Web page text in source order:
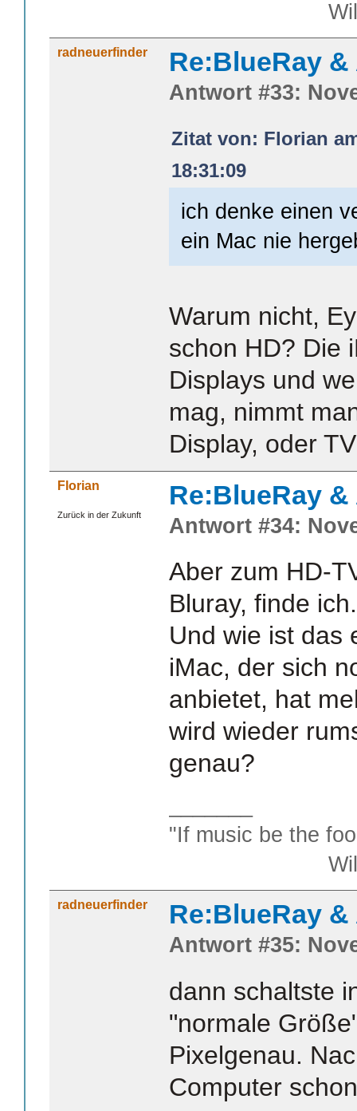
William
radneuerfinder Re:BlueRay
Antwort #33:
Zitat von: Florian
18:31:09
ich denke einen
ein Mac nie
Warum nicht,
schon HD? Die
Displays und
mag, nimmt
Display, oder
Florian
Zurück in der Zukunft
Re:BlueRay
Antwort #34:
Aber zum HD-
Bluray, finde ich.
Und wie ist das
iMac, der sich
anbietet, hat
wird wieder
genau?
"If music be the
William
radneuerfinder Re:BlueRay
Antwort #35:
dann schaltste
"normale
Pixelgenau.
Computer